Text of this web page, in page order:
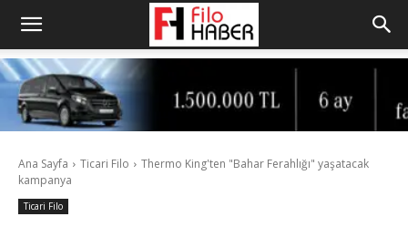
Ana Sayfa Ticari Filo
Thermo King'ten "Bahar Ferahlığı" yaşatacak
kampanya
Ticari Filo